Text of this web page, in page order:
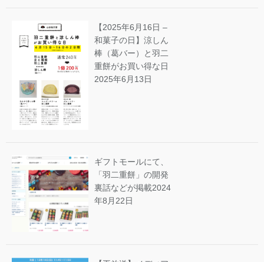
【2025年6月16日 –
和菓子の日】涼しん
棒（葛バー）と羽二
重餅がお買い得な日
2025年6月13日
ギフトモールにて、
「羽二重餅」の開発
裏話などが掲載2024
年8月22日